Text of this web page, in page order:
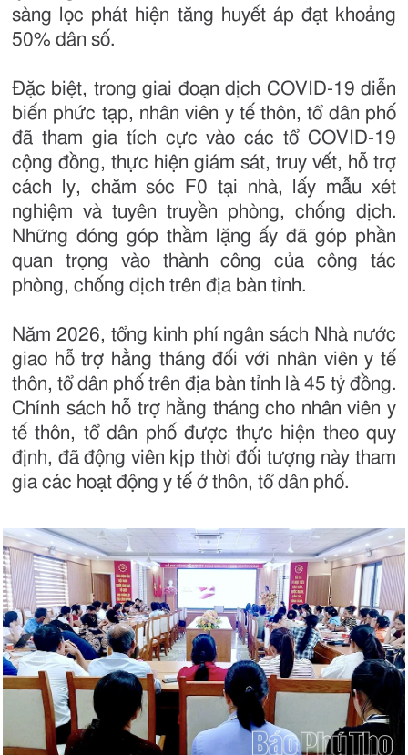
sàng lọc phát hiện tăng huyết áp đạt khoảng
50% dân số.
Đặc biệt, trong giai đoạn dịch COVID-19 diễn
biến phức tạp, nhân viên y tế thôn, tổ dân phố
đã tham gia tích cực vào các tổ COVID-19
cộng đồng, thực hiện giám sát, truy vết, hỗ trợ
cách ly, chăm sóc F0 tại nhà, lấy mẫu xét
nghiệm và tuyên truyền phòng, chống dịch.
Những đóng góp thầm lặng ấy đã góp phần
quan trọng vào thành công của công tác
phòng, chống dịch trên địa bàn tỉnh.
Năm 2026, tổng kinh phí ngân sách Nhà nước
giao hỗ trợ hằng tháng đối với nhân viên y tế
thôn, tổ dân phố trên địa bàn tỉnh là 45 tỷ đồng.
Chính sách hỗ trợ hằng tháng cho nhân viên y
tế thôn, tổ dân phố được thực hiện theo quy
định, đã động viên kịp thời đối tượng này tham
gia các hoạt động y tế ở thôn, tổ dân phố.